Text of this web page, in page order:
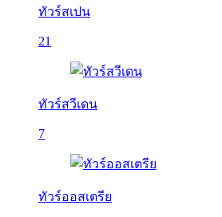
ทัวร์สเปน
21
ทัวร์สวีเดน
7
ทัวร์ออสเตรีย